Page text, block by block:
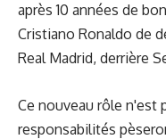
après 10 années de
Cristiano Ronaldo de
Real Madrid, derrière
Ce nouveau rôle n'est
responsabilités